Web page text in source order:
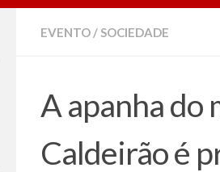
EVENTO / SOCIEDADE
A apanha do
Caldeirão é